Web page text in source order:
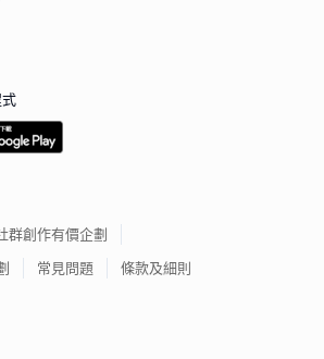
群創作有價企劃
常見問題 條款及細則